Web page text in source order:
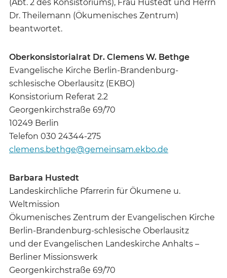
(Abt. 2 des Konsistoriums), Frau Hustedt und Herrn
Dr. Theilemann (Ökumenisches Zentrum)
beantwortet.
Oberkonsistorialrat Dr. Clemens W. Bethge
Evangelische Kirche Berlin-Brandenburg-
schlesische Oberlausitz (EKBO)
Konsistorium Referat 2.2
Georgenkirchstraße 69/70
10249 Berlin
Telefon 030 24344-275
clemens.bethge@gemeinsam.ekbo.de
Barbara Hustedt
Landeskirchliche Pfarrerin für Ökumene u.
Weltmission
Ökumenisches Zentrum der Evangelischen Kirche
Berlin-Brandenburg-schlesische Oberlausitz
und der Evangelischen Landeskirche Anhalts –
Berliner Missionswerk
Georgenkirchstraße 69/70